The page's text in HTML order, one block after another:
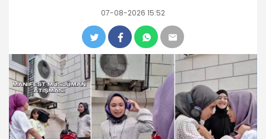
07-08-2026 15:52